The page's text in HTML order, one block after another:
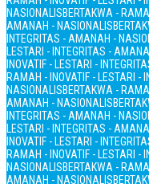
NASIONALISBERTAKWA -
AMANAH - NASIONALIS
INTEGRITAS - AMANAH -
LESTARI - INTEGRITAS -
INOVATIF - LESTARI -
RAMAH - INOVATIF - LESTARI -
NASIONALISBERTAKWA -
AMANAH - NASIONALIS
INTEGRITAS - AMANAH -
LESTARI - INTEGRITAS -
INOVATIF - LESTARI -
RAMAH - INOVATIF - LESTARI -
NASIONALISBERTAKWA -
AMANAH - NASIONALIS